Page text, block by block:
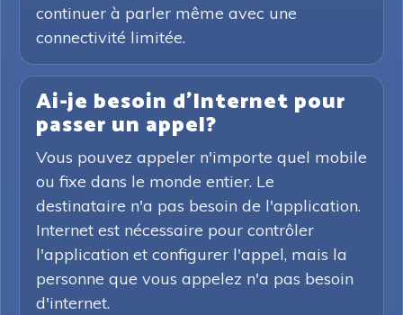
continuer à parler même avec une
connectivité limitée.
Ai-je besoin d'Internet pour
passer un appel?
Vous pouvez appeler n'importe quel mobile
ou fixe dans le monde entier. Le
destinataire n'a pas besoin de l'application.
Internet est nécessaire pour contrôler
l'application et configurer l'appel, mais la
personne que vous appelez n'a pas besoin
d'internet.